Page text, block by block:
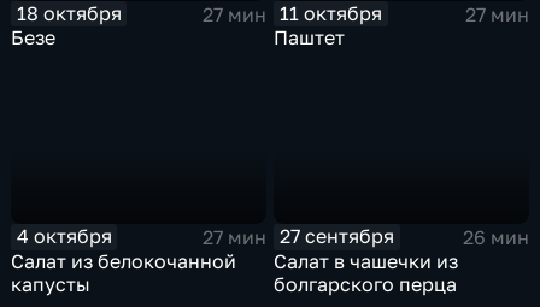
18 октября
27 мин
Безе
11 октября
27 мин
Паштет
4 октября
27 мин
Салат из белокочанной
капусты
27 сентября
26 мин
Салат в чашечки из
болгарского перца